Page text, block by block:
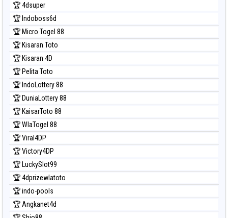
Prediksi North Carolina Day
Prediksi Pcso
Prediksi Sao Paulo
Prediksi Singapore
Prediksi Sydney
Prediksi Sydney Lottery
Prediksi Sydney Lottery 6d
Prediksi Sydney Lotto
Prediksi Sydney Pools 6d
Prediksi Taipei
Prediksi Taiwan
🏆 4dsuper
🏆 Indoboss6d
🏆 Micro Togel 88
🏆 Kisaran Toto
🏆 Kisaran 4D
🏆 Pelita Toto
🏆 IndoLottery 88
🏆 DuniaLottery 88
🏆 KaisarToto 88
🏆 WlaTogel 88
🏆 Viral4DP
🏆 Victory4DP
🏆 LuckySlot99
🏆 4dprizewlatoto
🏆 indo-pools
🏆 Angkanet4d